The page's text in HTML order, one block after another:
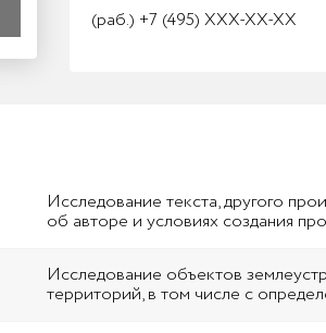
(раб.) +7 (495) XXX-XX-XX
Исследование текста, другого
об авторе и условиях создания
Исследование объектов
территорий, в том числе с